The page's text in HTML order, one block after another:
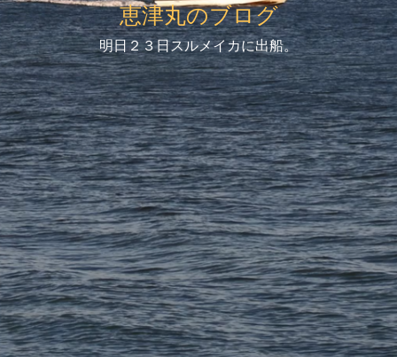
恵津丸のブログ
明日２３日スルメイカに出船。